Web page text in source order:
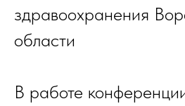
здравоохранения
области
В работе